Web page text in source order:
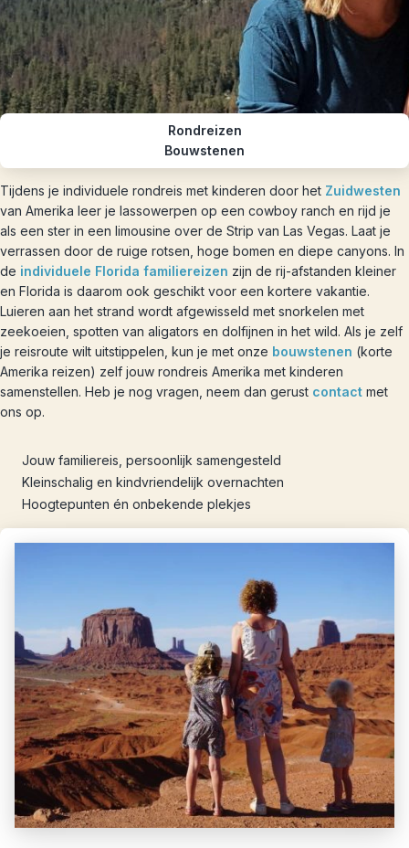
Rondreizen
Bouwstenen
Tijdens je individuele rondreis met kinderen door het Zuidwesten
van Amerika leer je lassowerpen op een cowboy ranch en rijd je
als een ster in een limousine over de Strip van Las Vegas. Laat je
verrassen door de ruige rotsen, hoge bomen en diepe canyons. In
de individuele Florida familiereizen zijn de rij-afstanden kleiner
en Florida is daarom ook geschikt voor een kortere vakantie.
Luieren aan het strand wordt afgewisseld met snorkelen met
zeekoeien, spotten van aligators en dolfijnen in het wild. Als je zelf
je reisroute wilt uitstippelen, kun je met onze bouwstenen (korte
Amerika reizen) zelf jouw rondreis Amerika met kinderen
samenstellen. Heb je nog vragen, neem dan gerust contact met
ons op.
Jouw familiereis, persoonlijk samengesteld
Kleinschalig en kindvriendelijk overnachten
Hoogtepunten én onbekende plekjes